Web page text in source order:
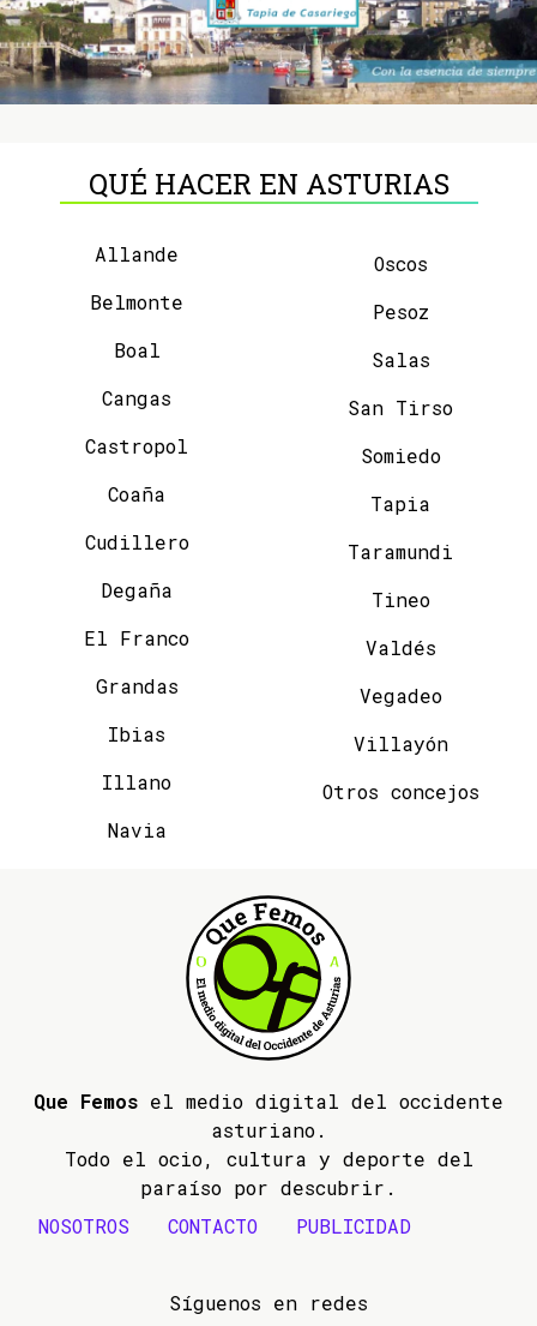
QUÉ HACER EN ASTURIAS
Allande
Belmonte
Boal
Cangas
Castropol
Coaña
Cudillero
Degaña
El Franco
Grandas
Ibias
Illano
Navia
Oscos
Pesoz
Salas
San Tirso
Somiedo
Tapia
Taramundi
Tineo
Valdés
Vegadeo
Villayón
Otros concejos
Que Femos el medio digital del occidente
asturiano.
Todo el ocio, cultura y deporte del
paraíso por descubrir.
NOSOTROS
CONTACTO PUBLICIDAD
Síguenos en redes